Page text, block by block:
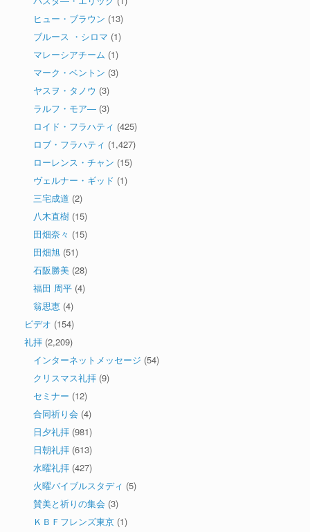
ヒュー・ブラウン (13)
ブルース ・シロマ (1)
マレーシアチーム (1)
マーク・ベントン (3)
ヤスヲ・タノウ (3)
ラルフ・モア― (3)
ロイド・フラハティ (425)
ロブ・フラハティ (1,427)
ローレンス・チャン (15)
ヴェルナー・ギッド (1)
三宅成道 (2)
八木直樹 (15)
田畑奈々 (15)
田畑旭 (51)
石阪勝美 (28)
福田 周平 (4)
翁思恵 (4)
ビデオ (154)
礼拝 (2,209)
インターネットメッセージ (54)
クリスマス礼拝 (9)
セミナー (12)
合同祈り会 (4)
日夕礼拝 (981)
日朝礼拝 (613)
水曜礼拝 (427)
火曜バイブルスタディ (5)
賛美と祈りの集会 (3)
ＫＢＦフレンズ東京 (1)